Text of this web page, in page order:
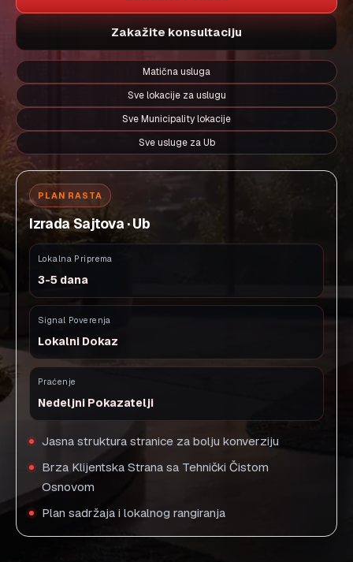
Zakažite konsultaciju
Matična usluga
Sve lokacije za uslugu
Sve Municipality lokacije
Sve usluge za Ub
PLAN RASTA
Izrada Sajtova · Ub
Lokalna Priprema
3-5 dana
Signal Poverenja
Lokalni Dokaz
Praćenje
Nedeljni Pokazatelji
Jasna struktura stranice za bolju konverziju
Brza Klijentska Strana sa Tehnički Čistom
Osnovom
Plan sadržaja i lokalnog rangiranja